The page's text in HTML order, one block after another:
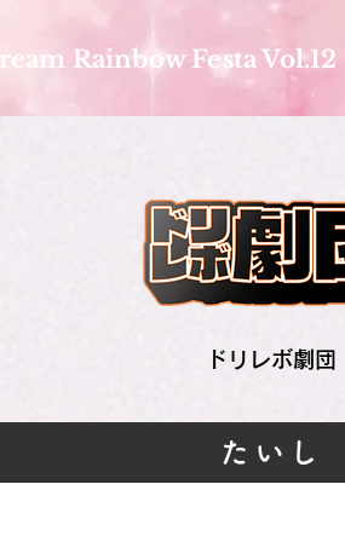
Rainbow Festa Vol.12
ドリレボ劇団
たいし